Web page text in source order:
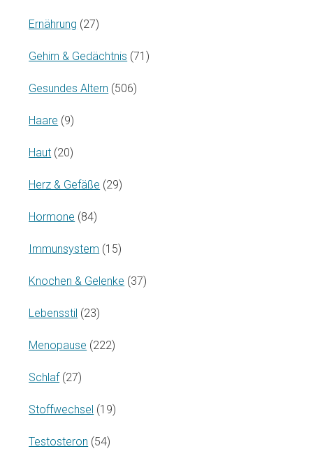
Ernährung (27)
Gehirn & Gedächtnis (71)
Gesundes Altern (506)
Haare (9)
Haut (20)
Herz & Gefäße (29)
Hormone (84)
Immunsystem (15)
Knochen & Gelenke (37)
Lebensstil (23)
Menopause (222)
Schlaf (27)
Stoffwechsel (19)
Testosteron (54)